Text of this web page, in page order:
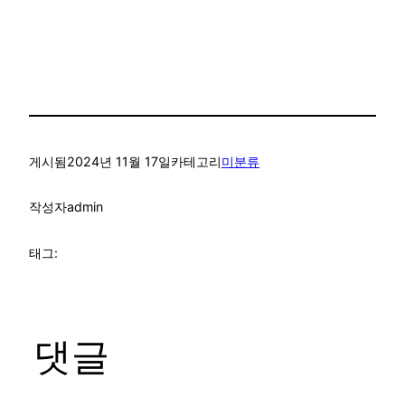
게시됨2024년 11월 17일카테고리미분류
작성자admin
태그:
댓글